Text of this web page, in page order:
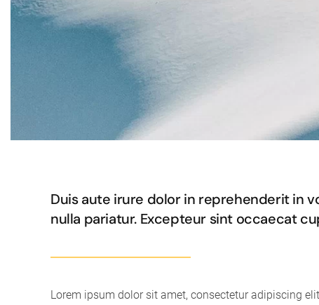
Duis aute irure dolor in reprehenderit in
nulla pariatur. Excepteur sint occaecat
Lorem ipsum dolor sit amet, consectetur adipiscing